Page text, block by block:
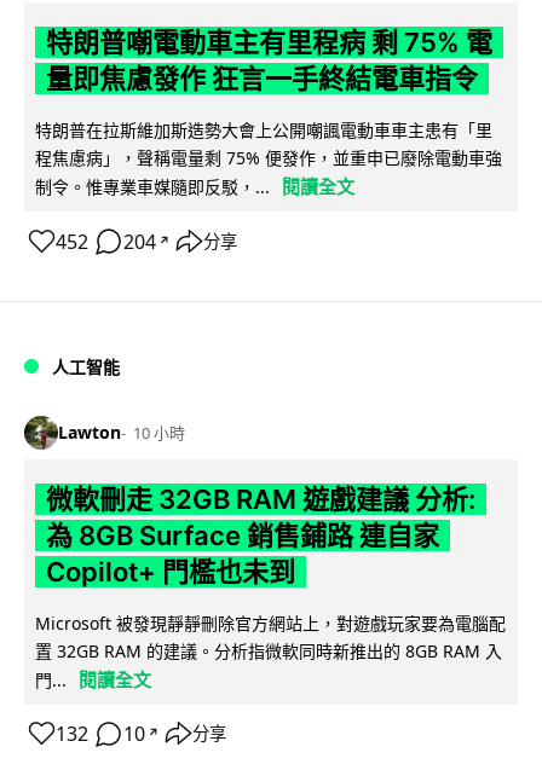
特朗普嘲電動車主有里程病 剩 75% 電
量即焦慮發作 狂言一手終結電車指令
特朗普在拉斯維加斯造勢大會上公開嘲諷電動車車主患有「里
程焦慮病」，聲稱電量剩 75% 便發作，並重申已廢除電動車強
制令。惟專業車媒隨即反駁，...
閱讀全文
452 204 ↗ 分享
人工智能
Lawton 10 小時
微軟刪走 32GB RAM 遊戲建議 分析:
為 8GB Surface 銷售鋪路 連自家
Copilot+ 門檻也未到
Microsoft 被發現靜靜刪除官方網站上，對遊戲玩家要為電腦配
置 32GB RAM 的建議。分析指微軟同時新推出的 8GB RAM 入
門...
閱讀全文
132 10 ↗ 分享